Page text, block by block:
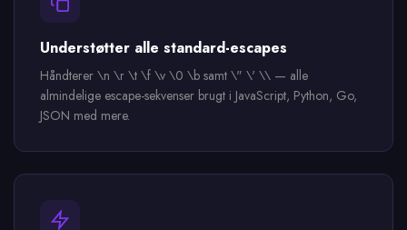
Understøtter alle standard-escapes
Håndterer \n \r \t \f \v \0 \b samt \" \' \\ — alle
almindelige escape-sekvenser brugt i JavaScript, Python, Go,
JSON med mere.